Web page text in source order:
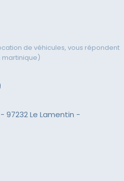
de véhicules, vous répondent
martinique)
97232 Le Lamentin -